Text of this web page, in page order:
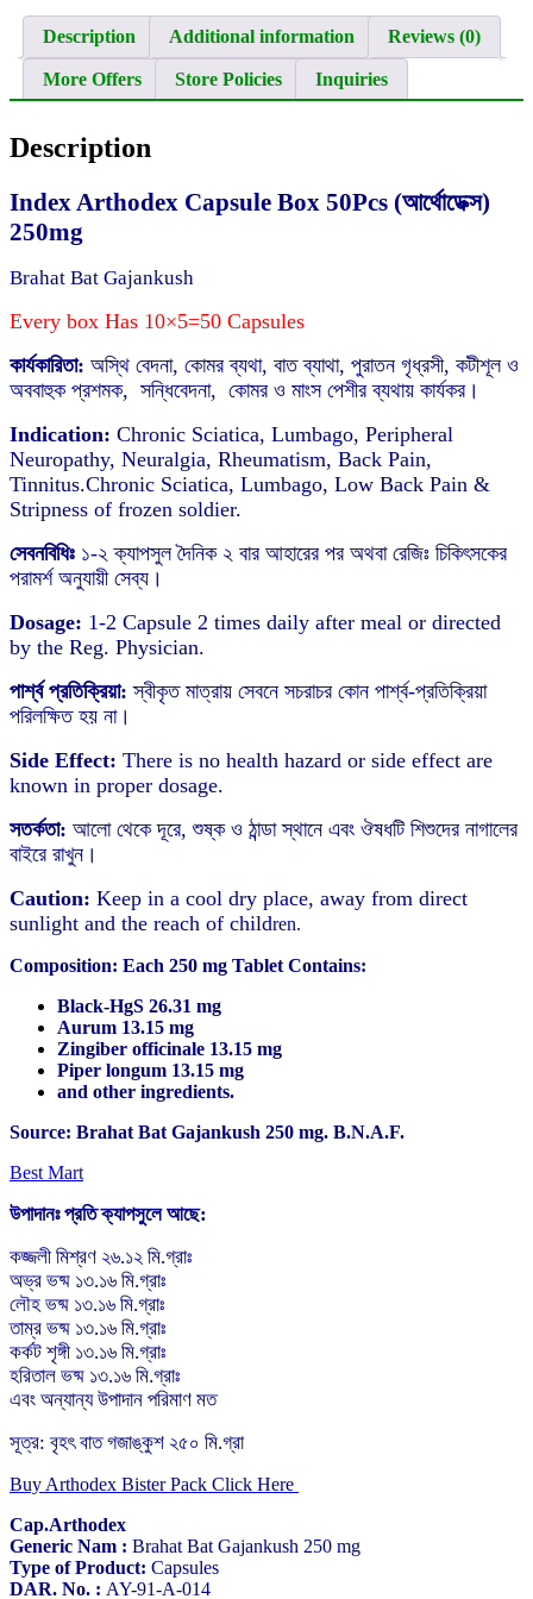
Description
Additional information Reviews (0)
More Offers Store Policies Inquiries
Description
Index Arthodex Capsule Box 50Pcs (আর্থোডেক্স)
250mg
Brahat Bat Gajankush
Every box Has 10×5=50 Capsules
কার্যকারিতা: অস্থি বেদনা, কোমর ব্যথা, বাত ব্যাথা, পুরাতন গৃধ্রসী, কটীশূল ও
অববাহুক প্রশমক, সন্ধিবেদনা, কোমর ও মাংস পেশীর ব্যথায় কার্যকর।
Indication: Chronic Sciatica, Lumbago, Peripheral
Neuropathy, Neuralgia, Rheumatism, Back Pain,
Tinnitus.Chronic Sciatica, Lumbago, Low Back Pain &
Stripness of frozen soldier.
সেবনবিধিঃ ১-২ ক্যাপসুল দৈনিক ২ বার আহারের পর অথবা রেজিঃ চিকিৎসকের
পরামর্শ অনুযায়ী সেব্য।
Dosage: 1-2 Capsule 2 times daily after meal or directed
by the Reg. Physician.
পার্শ্ব প্রতিক্রিয়া: স্বীকৃত মাত্রায় সেবনে সচরাচর কোন পার্শ্ব-প্রতিক্রিয়া
পরিলক্ষিত হয় না।
Side Effect: There is no health hazard or side effect are
known in proper dosage.
সতর্কতা: আলো থেকে দূরে, শুষ্ক ও ঠান্ডা স্থানে এবং ঔষধটি শিশুদের নাগালের
বাইরে রাখুন।
Caution: Keep in a cool dry place, away from direct
sunlight and the reach of children.
Composition: Each 250 mg Tablet Contains:
Black-HgS 26.31 mg
Aurum 13.15 mg
Zingiber officinale 13.15 mg
Piper longum 13.15 mg
and other ingredients.
Source: Brahat Bat Gajankush 250 mg. Β.Ν.Α.F.
Best Mart
উপাদানঃ প্রতি ক্যাপসুলে আছে:
কজ্জলী মিশ্রণ ২৬.১২ মি.গ্রাঃ
অভ্র ভষ্ম ১৩.১৬ মি.গ্রাঃ
লৌহ ভষ্ম ১৩.১৬ মি.গ্রাঃ
তাম্র ভষ্ম ১৩.১৬ মি.গ্রাঃ
কর্কট শৃঙ্গী ১৩.১৬ মি.গ্রাঃ
হরিতাল ভষ্ম ১৩.১৬ মি.গ্রাঃ
এবং অন্যান্য উপাদান পরিমাণ মত
সূত্র: বৃহৎ বাত গজাঙ্কুশ ২৫০ মি.গ্রা
Buy Arthodex Bister Pack Click Here
Cap.Arthodex
Generic Nam : Brahat Bat Gajankush 250 mg
Type of Product: Capsules
DAR. No. : AY-91-A-014